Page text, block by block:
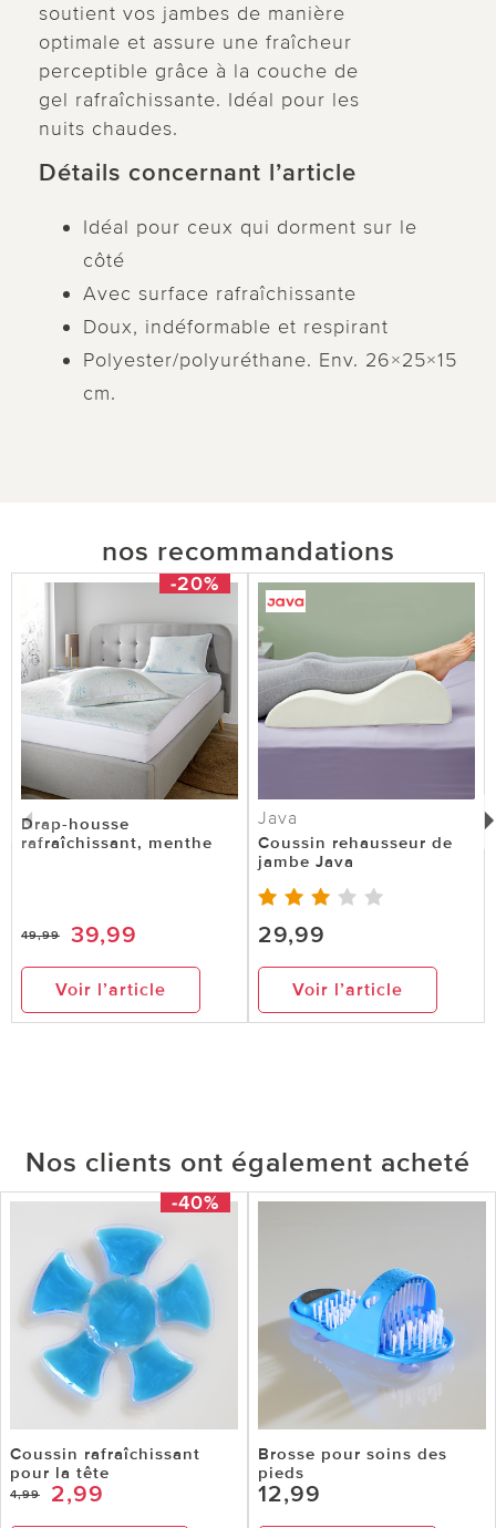
soutient vos jambes de manière
optimale et assure une fraîcheur
perceptible grâce à la couche de
gel rafraîchissante. Idéal pour les
nuits chaudes.
Détails concernant l’article
Idéal pour ceux qui dorment sur le
côté
Avec surface rafraîchissante
Doux, indéformable et respirant
Polyester/polyuréthane. Env. 26×25×15
cm.
nos recommandations
-20%
Drap-housse
rafraîchissant, menthe
49,99 39,99
Voir l’article
Java
Coussin rehausseur de
jambe Java
29,99
Voir l’article
Nos clients ont également acheté
-40%
Coussin rafraîchissant
pour la tête
4,99 2,99
Brosse pour soins des
pieds
12,99